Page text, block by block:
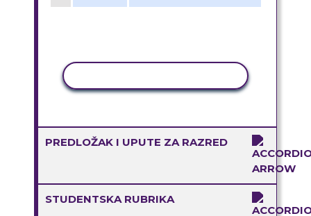
PREDLOŽAK I UPUTE ZA RAZRED
STUDENTSKA RUBRIKA